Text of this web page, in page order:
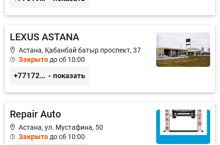
LEXUS ASTANA
Астана, ​Қабанбай батыр проспект, 37
Закрыто до сб 10:00
+77172577474 - показать
Repair Auto
Астана, ул. Мустафина, 50
Закрытодо сб 10:00